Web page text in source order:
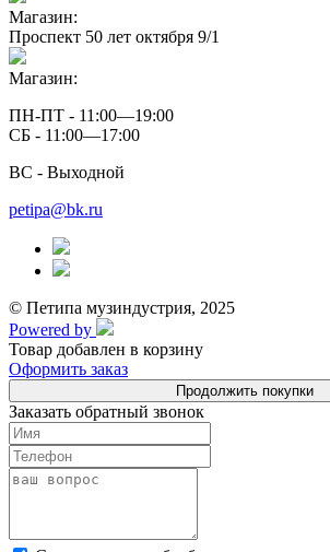
Магазин:
Проспект 50 лет октября 9/1
Магазин:
ПН-ПТ - 11:00—19:00
СБ - 11:00—17:00
ВС - Выходной
petipa@bk.ru
© Петипа музиндустрия, 2025
Powered by
Товар добавлен в корзину
Оформить заказ
Продолжить покупки
Заказать обратный звонок